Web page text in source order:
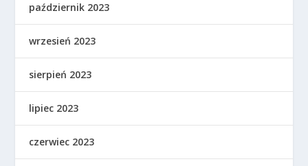
październik 2023
wrzesień 2023
sierpień 2023
lipiec 2023
czerwiec 2023